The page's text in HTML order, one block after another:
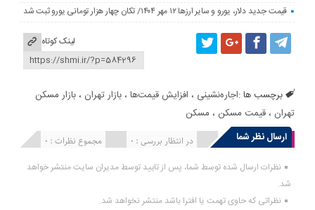
قیمت جدید دلار، یورو و سایر ارزها ۱۲ مهر ۱۴۰۴/ تکان چهار هزار تومانی یورو ثبت شد
لینک کوتاه
برچسب ها :اجاره‌نشینی ، افزایش قیمت‌ها ،بازار تهران ،بازار مسکن
تهران ،قیمت مسکن ، مسکن
ارسال نظر شما
مجموع نظرات : 0 در انتظار بررسی : 0 انتشار یافته : 0
نظرات ارسال شده توسط شما، پس از تایید توسط مدیران سایت منتشر خواهد
شد.
نظراتی که حاوی تهمت یا افترا باشد منتشر نخواهد شد.